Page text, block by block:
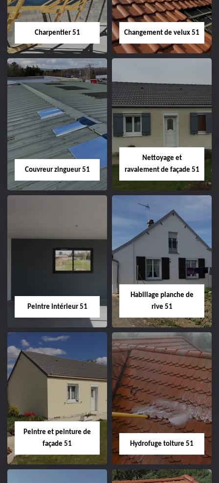
Charpentier 51
Charpentier 51
Changement de velux 51
Changement de
velux 51
Couvreur zingueur 51
51
Nettoyage et
ravalement de façade 51
Nettoyage et
ravalement de
façade 51
Peintre intérieur 51
Peintre intérieur
Habillage planche de
rive 51
Habillage planche
de rive 51
Peintre et peinture de
façade 51
Hydrofuge toiture 51